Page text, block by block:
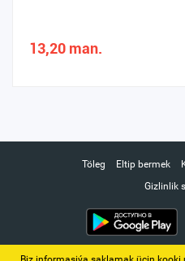
13,20 man.
Töleg Eltip bermek
Gizlinlik